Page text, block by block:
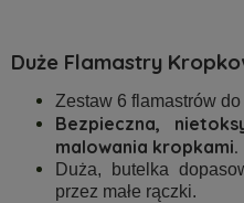
Duże Flamastry
Zestaw 6 flamastrów
Bezpieczna,
malowania kropkami.
Duża, butelka
przez małe rączki.